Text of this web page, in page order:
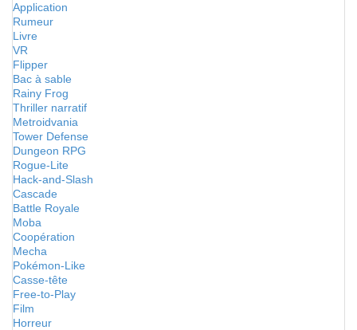
Application
Rumeur
Livre
VR
Flipper
Bac à sable
Rainy Frog
Thriller narratif
Metroidvania
Tower Defense
Dungeon RPG
Rogue-Lite
Hack-and-Slash
Cascade
Battle Royale
Moba
Coopération
Mecha
Pokémon-Like
Casse-tête
Free-to-Play
Film
Horreur